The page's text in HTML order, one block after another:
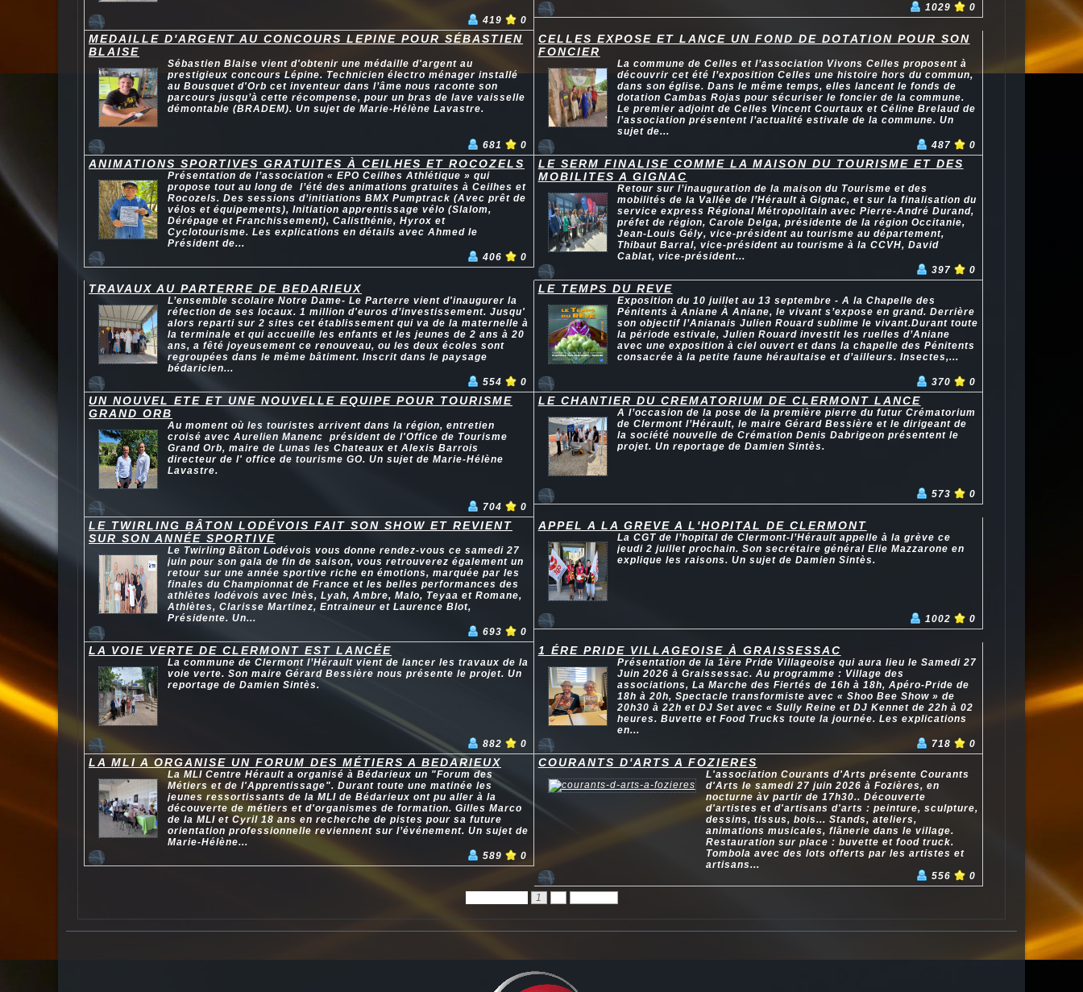
419 0
1029
0
MEDAILLE D'ARGENT AU CONCOURS LEPINE POUR SÉBASTIEN
BLAISE
Sébastien Blaise vient d'obtenir une médaille d'argent au
prestigieux concours Lépine. Technicien électro ménager installé
au Bousquet d'Orb cet inventeur dans l’âme nous raconte son
parcours jusqu’à cette récompense, pour un bras de lave vaisselle
démontable (BRADEM). Un sujet de Marie-Hélène Lavastre.
681 0
CELLES EXPOSE ET LANCE UN FOND DE DOTATION POUR SON
FONCIER
La commune de Celles et l’association Vivons Celles proposent à
découvrir cet été l’exposition Celles une histoire hors du commun,
dans son église. Dans le même temps, elles lancent le fonds de
dotation Cambas Rojas pour sécuriser le foncier de la commune.
Le premier adjoint de Celles Vincent Courtaux et Céline Brelaud de
l’association présentent l’actualité estivale de la commune. Un
sujet de...
487
0
ANIMATIONS SPORTIVES GRATUITES À CEILHES ET ROCOZELS
Présentation de l’association « EPO Ceilhes Athlétique » qui
propose tout au long de l’été des animations gratuites à Ceilhes et
Rocozels. Des sessions d’initiations BMX Pumptrack (Avec prêt de
vélos et équipements), Initiation apprentissage vélo (Slalom,
Dérépage et Franchissement), Calisthénie, Hyrox et
Cyclotourisme. Les explications en détails avec Ahmed le
Président de...
406
0
LE SERM FINALISE COMME LA MAISON DU TOURISME ET DES
MOBILITES A GIGNAC
Retour sur l’inauguration de la maison du Tourisme et des
mobilités de la Vallée de l’Hérault à Gignac, et sur la finalisation du
service express Régional Métropolitain avec Pierre-André Durand,
préfet de région, Carole Delga, présidente de la région Occitanie,
Jean-Louis Gély, vice-président au tourisme au département,
Thibaut Barral, vice-président au tourisme à la CCVH, David
Cablat, vice-président...
397
0
TRAVAUX AU PARTERRE DE BEDARIEUX
L’ensemble scolaire Notre Dame- Le Parterre vient d'inaugurer la
réfection de ses locaux. 1 million d'euros d’investissement. Jusqu'
alors reparti sur 2 sites cet établissement qui va de la maternelle à
la terminale et qui accueille les enfants et les jeunes de 2 ans à 20
ans, a fêté joyeusement ce renouveau, ou les deux écoles sont
regroupées dans le même bâtiment. Inscrit dans le paysage
bédaricien...
554
0
LE TEMPS DU REVE
Exposition du 10 juillet au 13 septembre - A la Chapelle des
Pénitents à Aniane À Aniane, le vivant s’expose en grand. Derrière
son objectif l’Anianais Julien Rouard sublime le vivant.Durant toute
la période estivale, Julien Rouard investit les ruelles d’Aniane
avec une exposition à ciel ouvert et dans la chapelle des Pénitents
consacrée à la petite faune héraultaise et d’ailleurs. Insectes,...
370 0
UN NOUVEL ETE ET UNE NOUVELLE EQUIPE POUR TOURISME
GRAND ORB
Au moment où les touristes arrivent dans la région, entretien
croisé avec Aurelien Manenc président de l'Office de Tourisme
Grand Orb, maire de Lunas les Chateaux et Alexis Barrois
directeur de l' office de tourisme GO. Un sujet de Marie-Hélène
Lavastre.
704 0
LE CHANTIER DU CREMATORIUM DE CLERMONT LANCE
A l’occasion de la pose de la première pierre du futur Crématorium
de Clermont l’Hérault, le maire Gérard Bessière et le dirigeant de
la société nouvelle de Crémation Denis Dabrigeon présentent le
projet. Un reportage de Damien Sintès.
573 0
LE TWIRLING BÂTON LODÉVOIS FAIT SON SHOW ET REVIENT
SUR SON ANNÉE SPORTIVE
Le Twirling Bâton Lodévois vous donne rendez-vous ce samedi 27
juin pour son gala de fin de saison, vous retrouverez également un
retour sur une année sportive riche en émotions, marquée par les
finales du Championnat de France et les belles performances des
athlètes lodévois avec Inès, Lyah, Ambre, Malo, Teyaa et Romane,
Athlètes, Clarisse Martinez, Entraineur et Laurence Blot,
Présidente. Un...
693
0
APPEL A LA GREVE A L'HOPITAL DE CLERMONT
La CGT de l’hopital de Clermont-l’Hérault appelle à la grève ce
jeudi 2 juillet prochain. Son secrétaire général Elie Mazzarone en
explique les raisons. Un sujet de Damien Sintès.
1002 0
LA VOIE VERTE DE CLERMONT EST LANCÉE
La commune de Clermont l’Hérault vient de lancer les travaux de la
voie verte. Son maire Gérard Bessière nous présente le projet. Un
reportage de Damien Sintès.
882 0
1 ÉRE PRIDE VILLAGEOISE À GRAISSESSAC
Présentation de la 1ère Pride Villageoise qui aura lieu le Samedi 27
Juin 2026 à Graissessac. Au programme : Village des
associations, La Marche des Fiertés de 16h à 18h, Apéro-Pride de
18h à 20h, Spectacle transformiste avec « Shoo Bee Show » de
20h30 à 22h et DJ Set avec « Sully Reine et DJ Kennet de 22h à 02
heures. Buvette et Food Trucks toute la journée. Les explications
en...
718
0
LA MLI A ORGANISE UN FORUM DES MÉTIERS A BEDARIEUX
La MLI Centre Hérault a organisé à Bédarieux un "Forum des
Métiers et de l'Apprentissage". Durant toute une matinée les
jeunes ressortissants de la MLI de Bédarieux ont pu aller à la
découverte de métiers et d'organismes de formation. Gilles Marco
de la MLI et Cyril 18 ans en recherche de pistes pour sa future
orientation professionnelle reviennent sur l’événement. Un sujet de
Marie-Hélène...
589
0
COURANTS D'ARTS A FOZIERES
L'association Courants d'Arts présente Courants
d'Arts le samedi 27 juin 2026 à Fozières, en
nocturne àv partir de 17h30.. Découverte
d'artistes et d'artisans d'arts : peinture, sculpture,
dessins, tissus, bois... Stands, ateliers,
animations musicales, flânerie dans le village.
Restauration sur place : buvette et food truck.
Tombola avec des lots offerts par les artistes et
artisans...
556
0
1